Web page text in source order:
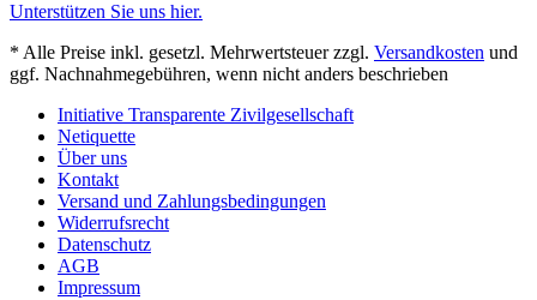
Unterstützen Sie uns hier.
* Alle Preise inkl. gesetzl. Mehrwertsteuer zzgl. Versandkosten und
ggf. Nachnahmegebühren, wenn nicht anders beschrieben
Initiative Transparente Zivilgesellschaft
Netiquette
Über uns
Kontakt
Versand und Zahlungsbedingungen
Widerrufsrecht
Datenschutz
AGB
Impressum